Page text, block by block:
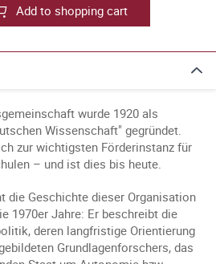
Add to shopping cart
wurde 1920 als
Wissenschaft" gegründet.
zur wichtigsten Förderinstanz für
– und ist dies bis heute.
die Geschichte dieser Organisation
1970er Jahre: Er beschreibt die
deren langfristige Orientierung
Grundlagenforschers, das